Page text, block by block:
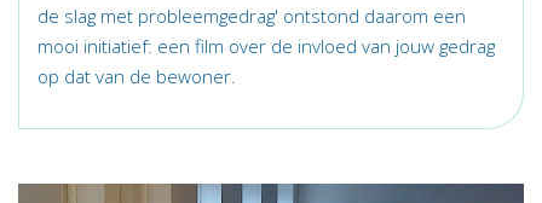
de slag met probleemgedrag' ontstond daarom een
mooi initiatief: een film over de invloed van jouw gedrag
op dat van de bewoner.